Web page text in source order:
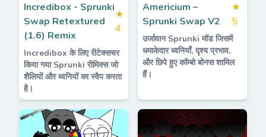
Incredibox - Sprunki
Swap Retextured
(1.6) Remix
★
4
Incredibox के लिए रीटेक्सचर
किया गया Sprunki रीमिक्स जो
शैलियों और ध्वनियों का स्वैप करता
है।
Americium –
Sprunki Swap V2
★
5
उर्जावान Sprunki मॉड जिसमें
धमाकेदार ध्वनियाँ, दृश्य प्रभाव,
और छिपे हुए कॉम्बो बोनस शामिल
हैं।